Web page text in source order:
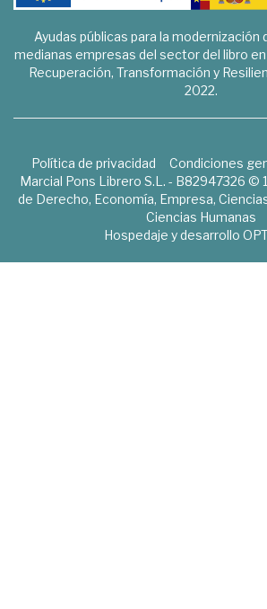
Ayudas públicas para la modernización
medianas empresas del sector del libro
Recuperación, Transformación y
2022.
Política de privacidad Condiciones
Marcial Pons Librero S.L. - B82947326 ©
de Derecho, Economía, Empresa,
Ciencias Humanas
Hospedaje y desarrollo